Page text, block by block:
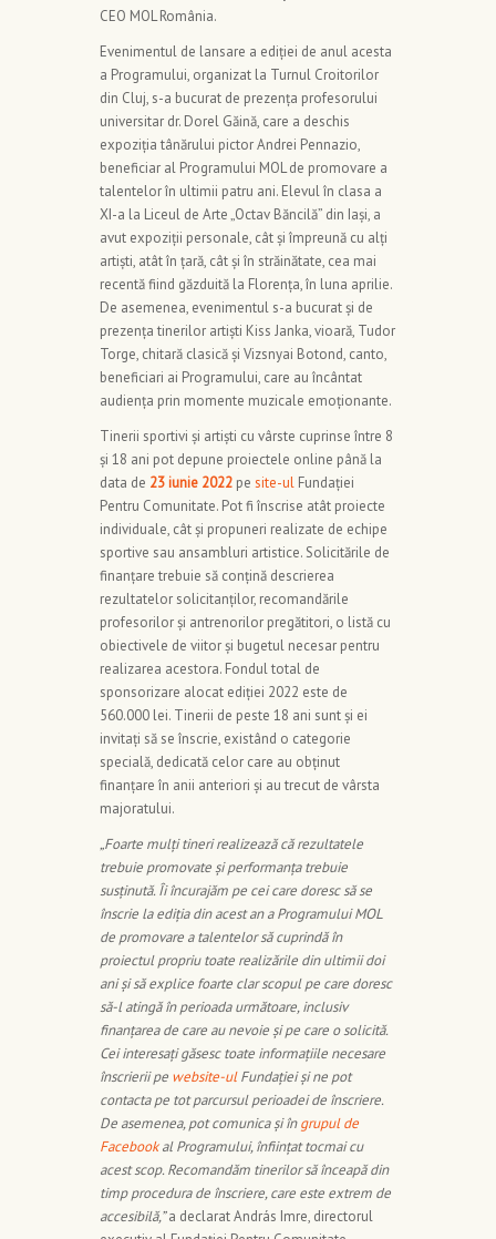
CEO MOL România.
Evenimentul de lansare a ediției de anul acesta
a Programului, organizat la Turnul Croitorilor
din Cluj, s-a bucurat de prezența profesorului
universitar dr. Dorel Găină, care a deschis
expoziția tânărului pictor Andrei Pennazio,
beneficiar al Programului MOL de promovare a
talentelor în ultimii patru ani. Elevul în clasa a
XI-a la Liceul de Arte „Octav Băncilă” din Iași, a
avut expoziții personale, cât și împreună cu alți
artiști, atât în țară, cât și în străinătate, cea mai
recentă fiind găzduită la Florența, în luna aprilie.
De asemenea, evenimentul s-a bucurat și de
prezența tinerilor artiști Kiss Janka, vioară, Tudor
Torge, chitară clasică și Vizsnyai Botond, canto,
beneficiari ai Programului, care au încântat
audiența prin momente muzicale emoționante.
Tinerii sportivi și artiști cu vârste cuprinse între 8
și 18 ani pot depune proiectele online până la
data de 23 iunie 2022 pe site-ul Fundației
Pentru Comunitate. Pot fi înscrise atât proiecte
individuale, cât și propuneri realizate de echipe
sportive sau ansambluri artistice. Solicitările de
finanțare trebuie să conțină descrierea
rezultatelor solicitanților, recomandările
profesorilor și antrenorilor pregătitori, o listă cu
obiectivele de viitor și bugetul necesar pentru
realizarea acestora. Fondul total de
sponsorizare alocat ediției 2022 este de
560.000 lei. Tinerii de peste 18 ani sunt și ei
invitați să se înscrie, existând o categorie
specială, dedicată celor care au obținut
finanțare în anii anteriori și au trecut de vârsta
majoratului.
„Foarte mulți tineri realizează că rezultatele
trebuie promovate și performanța trebuie
susținută. Îi încurajăm pe cei care doresc să se
înscrie la ediția din acest an a Programului MOL
de promovare a talentelor să cuprindă în
proiectul propriu toate realizările din ultimii doi
ani și să explice foarte clar scopul pe care doresc
să-l atingă în perioada următoare, inclusiv
finanțarea de care au nevoie și pe care o solicită.
Cei interesați găsesc toate informațiile necesare
înscrierii pe website-ulFundației și ne pot
contacta pe tot parcursul perioadei de înscriere.
De asemenea, pot comunica și îngrupul de
Facebookal Programului, înființat tocmai cu
acest scop. Recomandăm tinerilor să înceapă din
timp procedura de înscriere, care este extrem de
accesibilă,”a declarat András Imre, directorul